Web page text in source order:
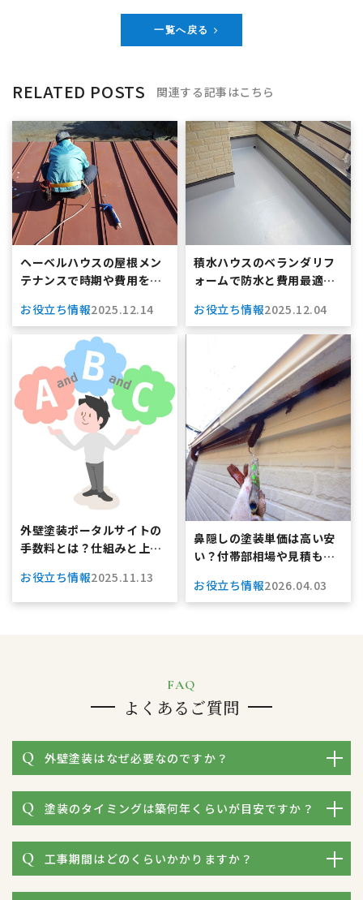
一覧へ戻る
RELATED POSTS 関連する記事はこちら
ヘーベルハウスの屋根メン
テナンスで時期や費用をわ
防のコツも紹介
お役立ち情報2025.12.14
積水ハウスのベランダリフ
ォームで防水と費用最適
ド
お役立ち情報2025.12.04
外壁塗装ポータルサイトの
手数料とは？仕組みと上手
会社 HIGH
お役立ち情報2025.11.13
鼻隠しの塗装単価は高い安
い？付帯部相場や見積もり
お役立ち情報2026.04.03
FAQ
よくあるご質問
外壁塗装はなぜ必要なのですか？
塗装のタイミングは築何年くらいが目安ですか？
工事期間はどのくらいかかりますか？